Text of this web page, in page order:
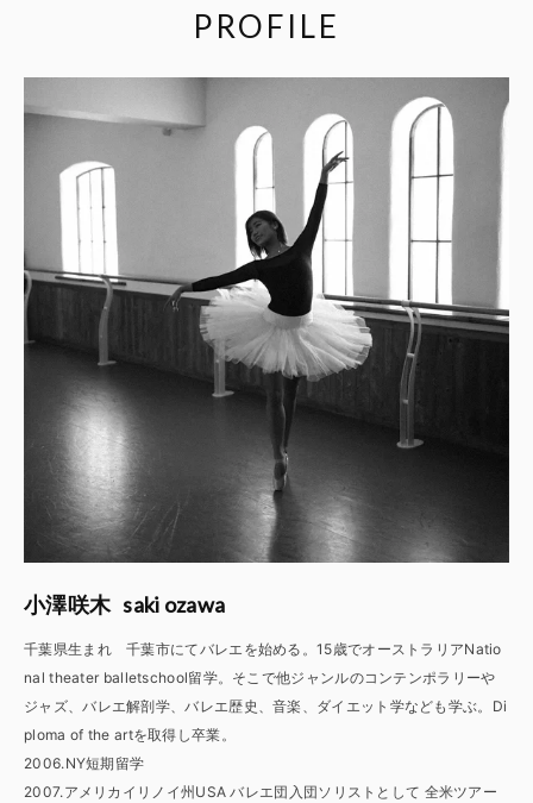
PROFILE
小澤咲木 saki ozawa
千葉県生まれ 千葉市にてバレエを始める。15歳でオーストラリアNatio
nal theater balletschool留学。そこで他ジャンルのコンテンポラリーや
ジャズ、バレエ解剖学、バレエ歴史、音楽、ダイエット学なども学ぶ。Di
ploma of the artを取得し卒業。
2006.NY短期留学
2007.アメリカイリノイ州USA バレエ団入団ソリストとして 全米ツアー